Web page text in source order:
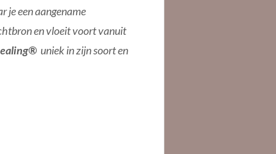
je een aangename
en vloeit voort vanuit
uniek in zijn soort en